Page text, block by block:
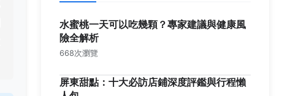
水蜜桃一天可以吃幾顆？專家建議與健康風
險全解析
668次瀏覽
屏東甜點：十大必訪店鋪深度評鑑與行程懶